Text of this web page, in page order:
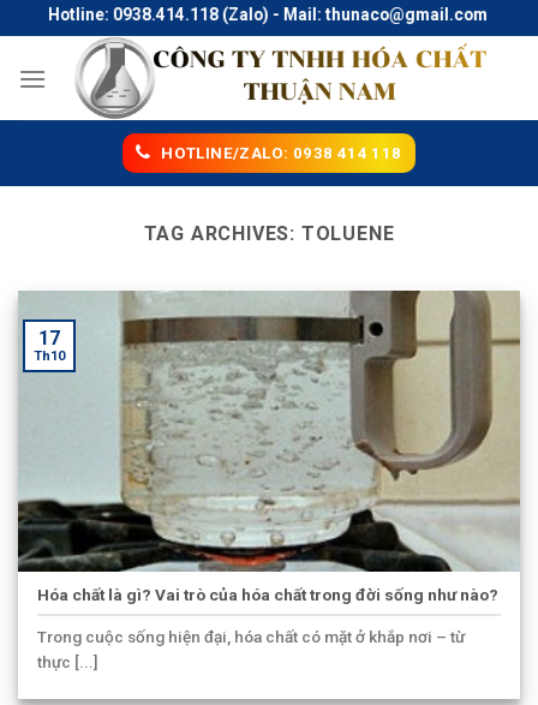
to
content
Hotline: 0938.414.118 (Zalo) - Mail: thunaco@gmail.com
HOTLINE/ZALO: 0938 414 118
TAG ARCHIVES: TOLUENE
Hóa chất là gì? Vai trò của hóa chất trong đời sống như nào?
Trong cuộc sống hiện đại, hóa chất có mặt ở khắp nơi – từ
thực [...]
17
Th10